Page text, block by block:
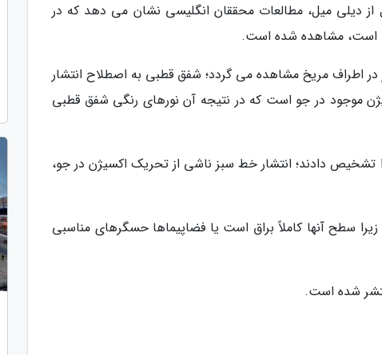
از دیلی میل، مطالعات محققان انگلیسی نشان می دهد که در
است، مشاهده شده است.
اطراف مریخ مشاهده می گردد؛ شفق قطبی به اصطلاح انتشار
موجود در جو است که در نتیجه آن نورهای رنگی شفق قطبی
را تشخیص دادند؛ انتشار خط سبز ناشی از تحریک اکسیژن در جو،
سطح آنها کاملاً براق است یا فضاپیماها حسگرهای مناسبی